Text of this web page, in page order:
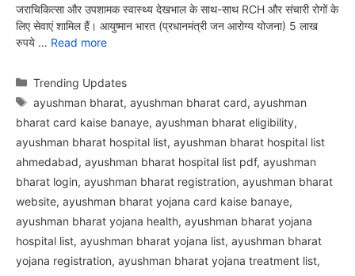
जराचिकित्सा और उपशामक स्वास्थ्य देखभाल के साथ-साथ RCH और संचारी रोगों के
लिए सेवाएं शामिल हैं। आयुष्मान भारत (प्रधानमंत्री जन आरोग्य योजना) 5 लाख
रुपये … Read more
Categories
Trending Updates
Tags
ayushman bharat,ayushman bharat card,ayushman
bharat card kaise banaye, ayushman bharat eligibility,
ayushman bharat hospital list, ayushman bharat hospital list
ahmedabad, ayushman bharat hospital list pdf, ayushman
bharat login, ayushman bharat registration, ayushman bharat
website, ayushman bharat yojana card kaise banaye,
ayushman bharat yojana health, ayushman bharat yojana
hospital list, ayushman bharat yojana list, ayushman bharat
yojana registration, ayushman bharat yojana treatment list,